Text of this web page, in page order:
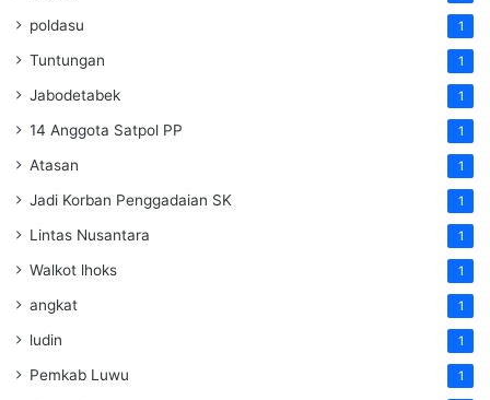
poldasu 1
Tuntungan 1
Jabodetabek 1
14 Anggota Satpol PP 1
Atasan 1
Jadi Korban Penggadaian SK 1
Lintas Nusantara 1
Walkot lhoks 1
angkat 1
ludin 1
Pemkab Luwu 1